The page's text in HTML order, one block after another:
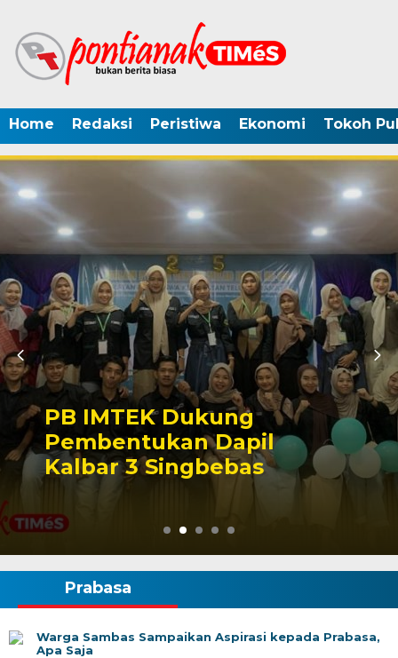
Home Redaksi Peristiwa Ekonomi Tokoh
Peluang Dapil DPR RI
Singbebas Terbuka untuk
2029
Prabasa
Warga Sambas Sampaikan Aspirasi kepada Prabasa,
Apa Saja